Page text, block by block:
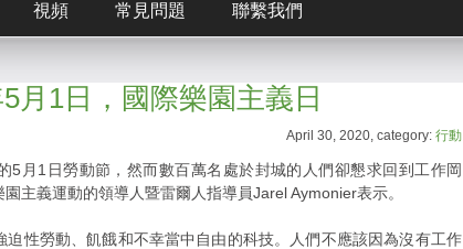
視頻 常見問題 聯繫我們
月1日，國際樂園主義日
April 30, 2020, category: 行動
5月1日勞動節，然而數百萬名處於封城的人們卻懇求回到工作岡
主義運動的領導人暨雷爾人指導員Jarel Aymonier表示。
迫性勞動、飢餓和不幸當中自由的科技。人們不應該因為沒有工作